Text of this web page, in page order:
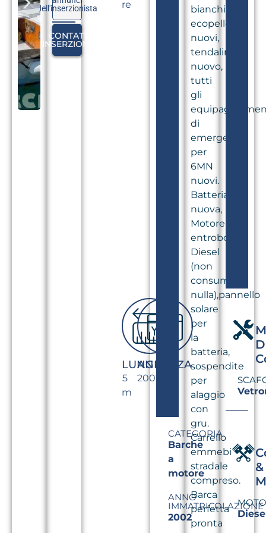
dell'inserzionista
CONTATTA
L'INSERZIONISTA
re
LUNGHEZZA
5
m
ANNO
2002
CATEGORIA
Barche
a
motore
ANNO
IMMATRICOLAZIONE
2002
bianchi
ecopelle
nuovi,
tendalino
nuovo,
tutti
gli
di
emergenza
per
6MN
nuovi.
Batteria
nuova,
Motore
entrobordo
Diesel
(non
consuma
nulla),pannello
solare
per
la
batteria,
sospendite
per
alaggio
con
gru.
Carrello
emmebi
stradale
compreso.
Barca
perfetta
pronta
&